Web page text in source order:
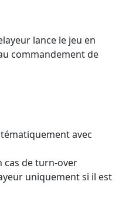
lance le jeu en
commandement de
avec
cas de turn-over
uniquement si il est